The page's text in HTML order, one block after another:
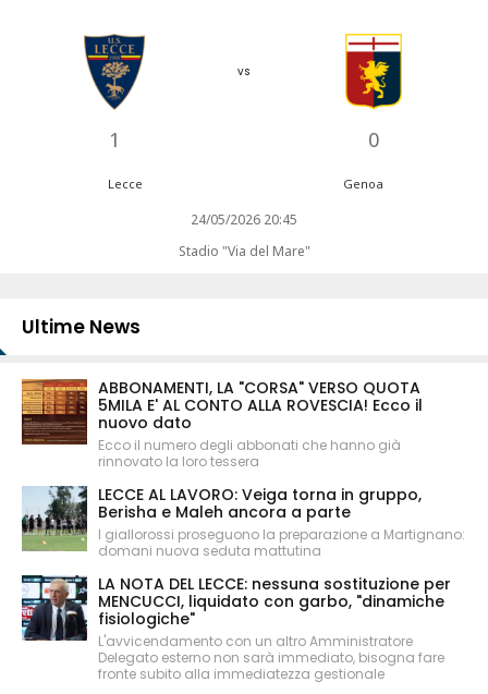
1
vs
0
Lecce Genoa
24/05/2026 20:45
Stadio "Via del Mare"
Ultime News
ABBONAMENTI, LA "CORSA" VERSO QUOTA
5MILA E' AL CONTO ALLA ROVESCIA! Ecco il
nuovo dato
Ecco il numero degli abbonati che hanno già
rinnovato la loro tessera
LECCE AL LAVORO: Veiga torna in gruppo,
Berisha e Maleh ancora a parte
I giallorossi proseguono la preparazione a Martignano:
domani nuova seduta mattutina
LA NOTA DEL LECCE: nessuna sostituzione per
MENCUCCI, liquidato con garbo, "dinamiche
fisiologiche"
L'avvicendamento con un altro Amministratore
Delegato esterno non sarà immediato, bisogna fare
fronte subito alla immediatezza gestionale